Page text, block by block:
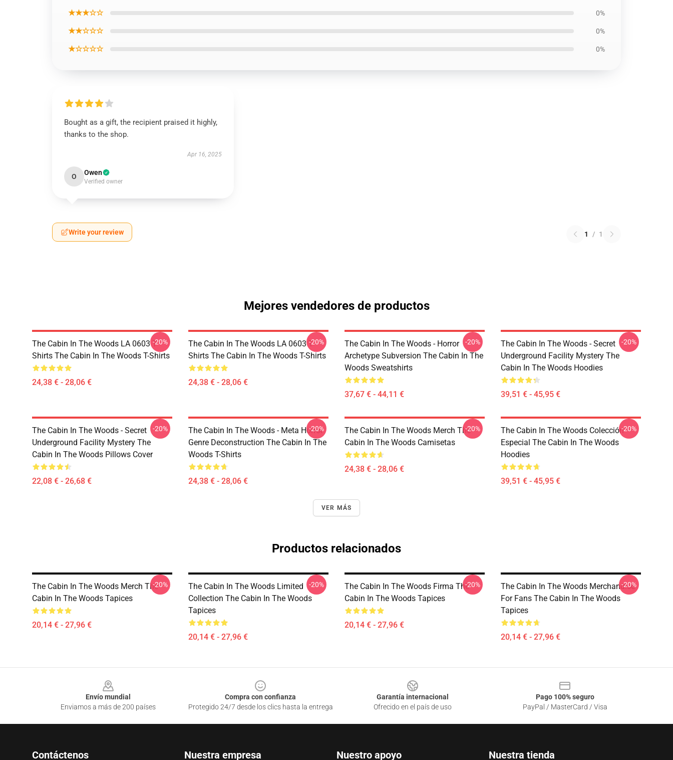
★★★☆☆ 0%
★★☆☆☆ 0%
★☆☆☆☆ 0%
Bought as a gift, the recipient praised it highly,
thanks to the shop.
Apr 16, 2025
O Owen
Verified owner
Write your review 1 / 1
Mejores vendedores de productos
The Cabin In The Woods LA 0603 T-
Shirts The Cabin In The Woods T-Shirts
24,38 € - 28,06 €
-20%
The Cabin In The Woods LA 0603 T-
Shirts The Cabin In The Woods T-Shirts
24,38 € - 28,06 €
-20%
The Cabin In The Woods - Horror
Archetype Subversion The Cabin In The
Woods Sweatshirts
37,67 € - 44,11 €
-20%
The Cabin In The Woods - Secret
Underground Facility Mystery The
Cabin In The Woods Hoodies
39,51 € - 45,95 €
-20%
The Cabin In The Woods - Secret
Underground Facility Mystery The
Cabin In The Woods Pillows Cover
22,08 € - 26,68 €
-20%
The Cabin In The Woods - Meta Horror
Genre Deconstruction The Cabin In The
Woods T-Shirts
24,38 € - 28,06 €
-20%
The Cabin In The Woods Merch The
Cabin In The Woods Camisetas
24,38 € - 28,06 €
-20%
The Cabin In The Woods Colección
Especial The Cabin In The Woods
Hoodies
39,51 € - 45,95 €
-20%
VER MÁS
Productos relacionados
The Cabin In The Woods Merch The
Cabin In The Woods Tapices
20,14 € - 27,96 €
-20%
The Cabin In The Woods Limited
Collection The Cabin In The Woods
Tapices
20,14 € - 27,96 €
-20%
The Cabin In The Woods Firma The
Cabin In The Woods Tapices
20,14 € - 27,96 €
-20%
The Cabin In The Woods Merchandise
For Fans The Cabin In The Woods
Tapices
20,14 € - 27,96 €
-20%
Envío mundial
Enviamos a más de 200 países
Compra con confianza
Protegido 24/7 desde los clics hasta la entrega
Garantía internacional
Ofrecido en el país de uso
Pago 100% seguro
PayPal / MasterCard / Visa
Contáctenos Nuestra empresa Nuestro apoyo Nuestra tienda